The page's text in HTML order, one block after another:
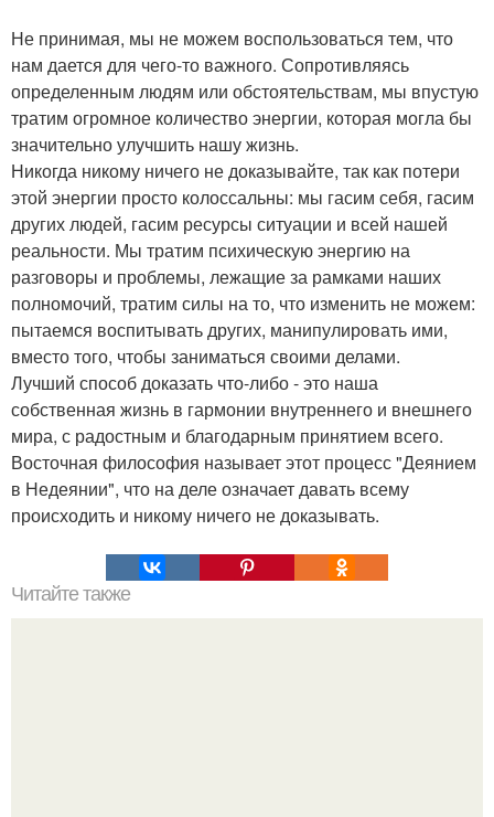
Не принимая, мы не можем воспользоваться тем, что
нам дается для чего-то важного. Сопротивляясь
определенным людям или обстоятельствам, мы впустую
тратим огромное количество энергии, которая могла бы
значительно улучшить нашу жизнь.
Никогда никому ничего не доказывайте, так как потери
этой энергии просто колоссальны: мы гасим себя, гасим
других людей, гасим ресурсы ситуации и всей нашей
реальности. Мы тратим психическую энергию на
разговоры и проблемы, лежащие за рамками наших
полномочий, тратим силы на то, что изменить не можем:
пытаемся воспитывать других, манипулировать ими,
вместо того, чтобы заниматься своими делами.
Лучший способ доказать что-либо - это наша
собственная жизнь в гармонии внутреннего и внешнего
мира, с радостным и благодарным принятием всего.
Восточная философия называет этот процесс "Деянием
в Недеянии", что на деле означает давать всему
происходить и никому ничего не доказывать.
Читайте также